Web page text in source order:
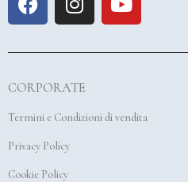
a
e
o
o
n
t
g
r
o
t
e
CORPORATE
Termini e Condizioni di vendita
Privacy Policy
Cookie Policy